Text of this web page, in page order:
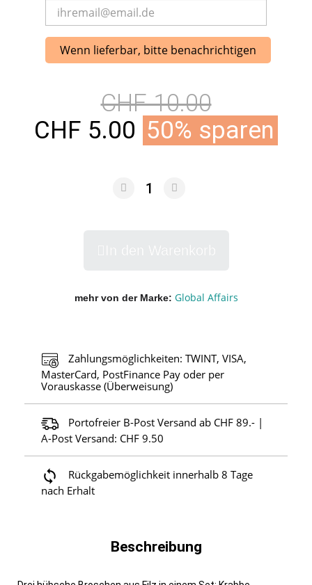
Wenn lieferbar, bitte benachrichtigen
CHF 10.00
CHF 5.00 50% sparen
mehr von der Marke Global Affairs
Zahlungsmöglichkeiten: TWINT, VISA,
MasterCard, PostFinance Pay oder per
Vorauskasse (Überweisung)
Portofreier B-Post Versand ab CHF 89.- |
A-Post Versand: CHF 9.50
Rückgabemöglichkeit innerhalb 8 Tage
nach Erhalt
Beschreibung